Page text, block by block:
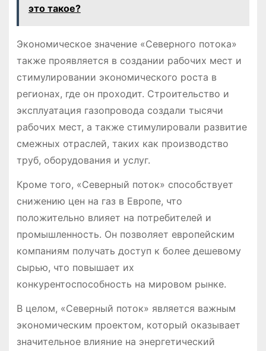
это такое?
Экономическое значение «Северного потока»
также проявляется в создании рабочих мест и
стимулировании экономического роста в
регионах, где он проходит. Строительство и
эксплуатация газопровода создали тысячи
рабочих мест, а также стимулировали развитие
смежных отраслей, таких как производство
труб, оборудования и услуг.
Кроме того, «Северный поток» способствует
снижению цен на газ в Европе, что
положительно влияет на потребителей и
промышленность. Он позволяет европейским
компаниям получать доступ к более дешевому
сырью, что повышает их
конкурентоспособность на мировом рынке.
В целом, «Северный поток» является важным
экономическим проектом, который оказывает
значительное влияние на энергетический